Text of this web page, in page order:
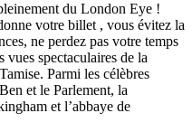
du London Eye !
votre billet , vous évitez la
ne perdez pas votre temps
spectaculaires de la
Parmi les célèbres
et le Parlement, la
et l’abbaye de